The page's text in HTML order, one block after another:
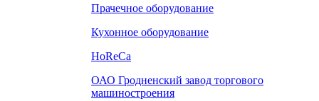
Прачечное оборудование
Кухонное оборудование
HoReCa
ОАО Гродненский завод торгового
машиностроения